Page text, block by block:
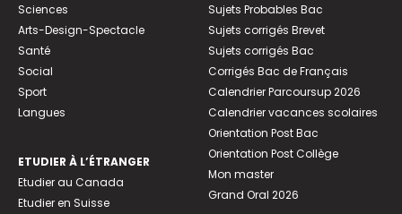
Sciences
Arts-Design-Spectacle
Santé
Social
Sport
Langues
ETUDIER À L’ÉTRANGER
Etudier au Canada
Etudier en Suisse
Sujets Probables Bac
Sujets corrigés Brevet
Sujets corrigés Bac
Corrigés Bac de Français
Calendrier Parcoursup 2026
Calendrier vacances scolaires
Orientation Post Bac
Orientation Post Collège
Mon master
Grand Oral 2026